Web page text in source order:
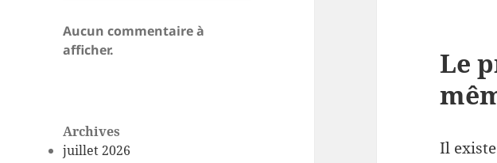
Aucun commentaire à
afficher.
Archives
juillet 2026
Le
Il